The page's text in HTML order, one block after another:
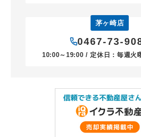
茅ヶ崎店
0467-73-
10:00～19:00 / 定休日：毎週火